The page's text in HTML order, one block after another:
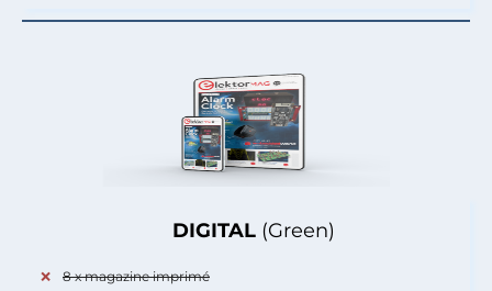
DIGITAL (Green)
8 x magazine imprimé